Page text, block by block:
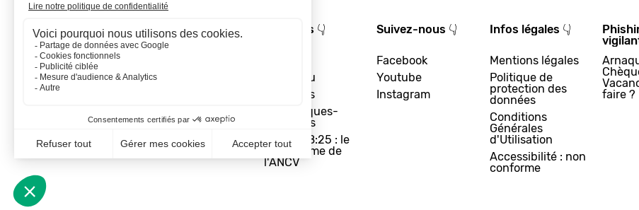
A propos 👇
Le réseau
Les actus
Les Chèques-
Vacances
Départ 18:25 : le
programme de
l'ANCV
Suivez-nous 👇
Facebook
Youtube
Instagram
Infos légales 👇
Mentions légales
Politique de
protection des
données
Conditions
Générales
d'Utilisation
Accessibilité : non
conforme
faire ?